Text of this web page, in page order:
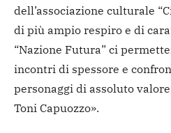
dell’associazione culturale
di più ampio respiro e di
“Nazione Futura” ci
incontri di spessore e
personaggi di assoluto
Toni Capuozzo».